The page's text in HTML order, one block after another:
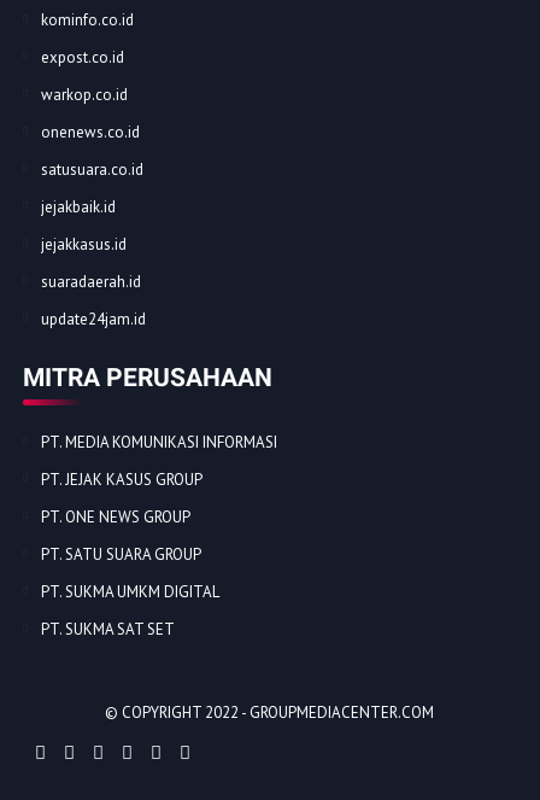
kominfo.co.id
expost.co.id
warkop.co.id
onenews.co.id
satusuara.co.id
jejakbaik.id
jejakkasus.id
suaradaerah.id
update24jam.id
MITRA PERUSAHAAN
PT. MEDIA KOMUNIKASI INFORMASI
PT. JEJAK KASUS GROUP
PT. ONE NEWS GROUP
PT. SATU SUARA GROUP
PT. SUKMA UMKM DIGITAL
PT. SUKMA SAT SET
© COPYRIGHT 2022 - GROUPMEDIACENTER.COM